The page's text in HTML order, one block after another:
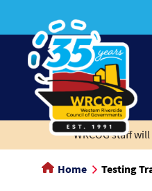
content
WRCOG staff
Home Testing